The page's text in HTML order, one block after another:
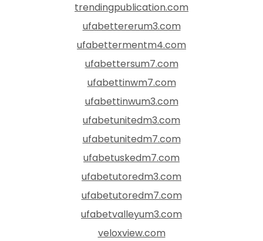
trendingpublication.com
ufabettererum3.com
ufabettermentm4.com
ufabettersum7.com
ufabettinwm7.com
ufabettinwum3.com
ufabetunitedm3.com
ufabetunitedm7.com
ufabetuskedm7.com
ufabetutoredm3.com
ufabetutoredm7.com
ufabetvalleyum3.com
veloxview.com